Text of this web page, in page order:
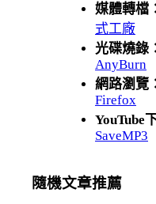
媒體轉檔
式工廠
光碟燒錄
AnyBurn
網路瀏覽
Firefox
YouTube
SaveMP3
隨機文章推薦